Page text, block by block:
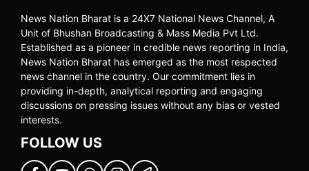
News Nation Bharat is a 24X7 National News Channel, A
Unit of Bhushan Broadcasting & Mass Media Pvt Ltd.
Established as a pioneer in credible news reporting in India,
News Nation Bharat has emerged as the most respected
news channel in the country. Our commitment lies in
providing in-depth, analytical reporting and engaging
discussions on pressing issues without any bias or vested
interests.
FOLLOW US